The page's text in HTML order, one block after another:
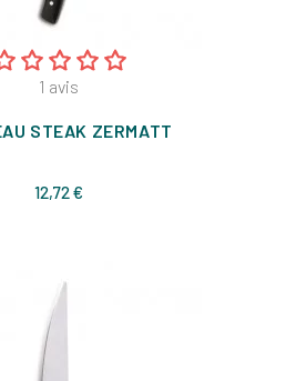
1 avis
STEAK ZERMATT
12,72 €